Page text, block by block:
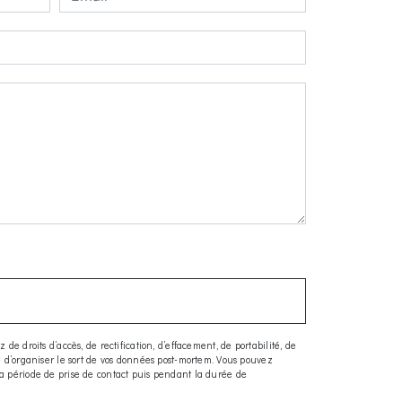
droits d’accès, de rectification, d’effacement, de portabilité, de
le sort de vos données post-mortem. Vous pouvez
période de prise de contact puis pendant la durée de